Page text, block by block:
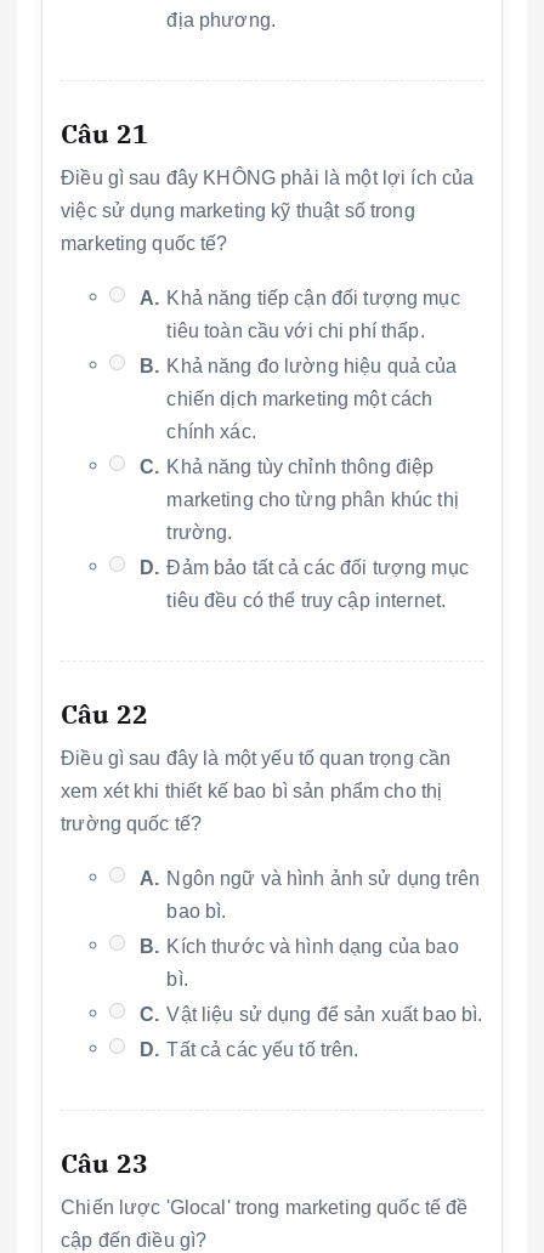
địa phương.
Câu 21
Điều gì sau đây KHÔNG phải là một lợi ích của
việc sử dụng marketing kỹ thuật số trong
marketing quốc tế?
A. Khả năng tiếp cận đối tượng mục
tiêu toàn cầu với chi phí thấp.
B. Khả năng đo lường hiệu quả của
chiến dịch marketing một cách
chính xác.
C. Khả năng tùy chỉnh thông điệp
marketing cho từng phân khúc thị
trường.
D. Đảm bảo tất cả các đối tượng mục
tiêu đều có thể truy cập internet.
Câu 22
Điều gì sau đây là một yếu tố quan trọng cần
xem xét khi thiết kế bao bì sản phẩm cho thị
trường quốc tế?
A. Ngôn ngữ và hình ảnh sử dụng trên
bao bì.
B. Kích thước và hình dạng của bao
bì.
C. Vật liệu sử dụng để sản xuất bao bì.
D. Tất cả các yếu tố trên.
Câu 23
Chiến lược 'Glocal' trong marketing quốc tế đề
cập đến điều gì?